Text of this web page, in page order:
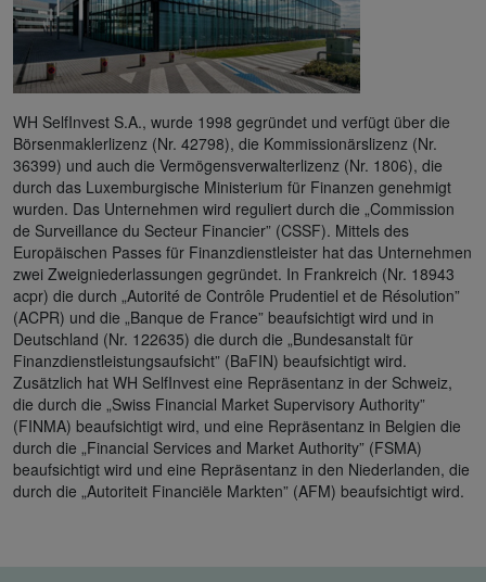
WH SelfInvest S.A., wurde 1998 gegründet und verfügt über die
Börsenmaklerlizenz (Nr. 42798), die Kommissionärslizenz (Nr.
36399) und auch die Vermögensverwalterlizenz (Nr. 1806), die
durch das Luxemburgische Ministerium für Finanzen genehmigt
wurden. Das Unternehmen wird reguliert durch die „Commission
de Surveillance du Secteur Financier” (CSSF). Mittels des
Europäischen Passes für Finanzdienstleister hat das Unternehmen
zwei Zweigniederlassungen gegründet. In Frankreich (Nr. 18943
acpr) die durch „Autorité de Contrôle Prudentiel et de Résolution”
(ACPR) und die „Banque de France” beaufsichtigt wird und in
Deutschland (Nr. 122635) die durch die „Bundesanstalt für
Finanzdienstleistungsaufsicht” (BaFIN) beaufsichtigt wird.
Zusätzlich hat WH SelfInvest eine Repräsentanz in der Schweiz,
die durch die „Swiss Financial Market Supervisory Authority”
(FINMA) beaufsichtigt wird, und eine Repräsentanz in Belgien die
durch die „Financial Services and Market Authority” (FSMA)
beaufsichtigt wird und eine Repräsentanz in den Niederlanden, die
durch die „Autoriteit Financiële Markten” (AFM) beaufsichtigt wird.